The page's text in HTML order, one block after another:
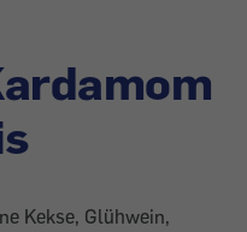
Kekse, Glühwein,